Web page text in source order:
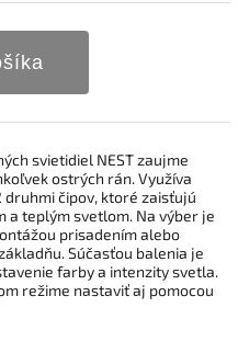
svietidiel NEST zaujme
ostrých rán. Využíva
druhmi čipov, ktoré zaisťujú
a teplým svetlom. Na výber je
prisadením alebo
Súčasťou balenia je
farby a intenzity svetla.
režime nastaviť aj pomocou